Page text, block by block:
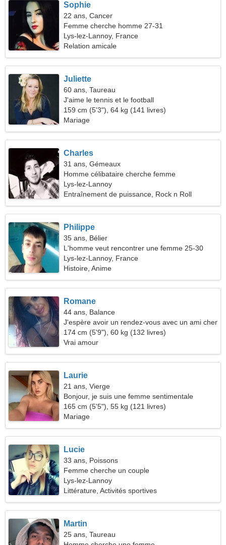
Sophie
22 ans, Cancer
Femme cherche homme 27-31
Lys-lez-Lannoy, France
Relation amicale
Juliette
60 ans, Taureau
J'aime le tennis et le football
159 cm (5'3"), 64 kg (141 livres)
Mariage
Charles
31 ans, Gémeaux
Homme célibataire cherche femme
Lys-lez-Lannoy
Entraînement de puissance, Rock n Roll
Philippe
35 ans, Bélier
L'homme veut rencontrer une femme 25-30
Lys-lez-Lannoy, France
Histoire, Anime
Romane
44 ans, Balance
J'espère avoir un rendez-vous avec un ami cher
174 cm (5'9"), 60 kg (132 livres)
Vrai amour
Laurie
21 ans, Vierge
Bonjour, je suis une femme sentimentale
165 cm (5'5"), 55 kg (121 livres)
Mariage
Lucie
33 ans, Poissons
Femme cherche un couple
Lys-lez-Lannoy
Littérature, Activités sportives
Martin
25 ans, Taureau